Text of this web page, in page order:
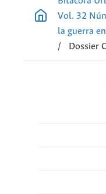
Vol. 32
la guerra
/
Dossier